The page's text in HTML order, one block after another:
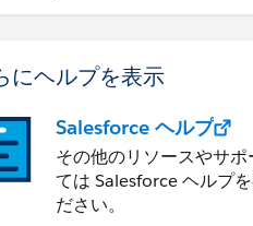
にヘルプを表示
Salesforce ヘルプ
その他のリソースやサポ
ては Salesforce ヘルプ
ださい。